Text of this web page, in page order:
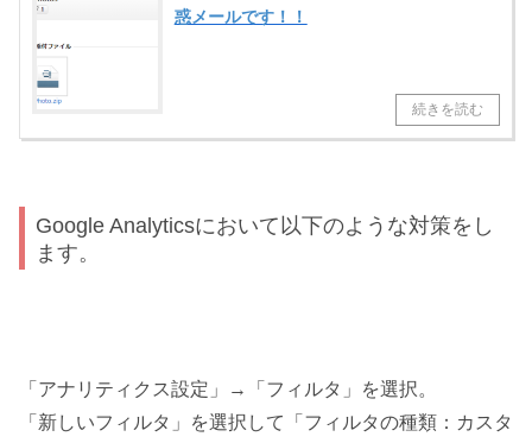
惑メールです！！
Google Analyticsにおいて以下のような対策をし
ます。
「アナリティクス設定」→「フィルタ」を選択。
「新しいフィルタ」を選択して「フィルタの種類：カスタ